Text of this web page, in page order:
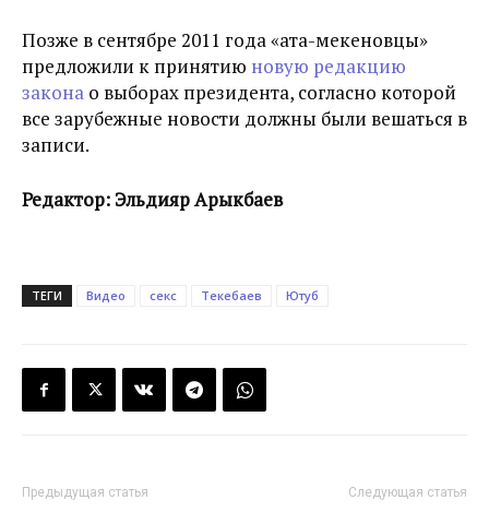
Позже в сентябре 2011 года «ата-мекеновцы»
предложили к принятию новую редакцию
закона о выборах президента, согласно которой
все зарубежные новости должны были вешаться в
записи.
Редактор: Эльдияр Арыкбаев
ТЕГИ Видео секс Текебаев Ютуб
Предыдущая статья Следующая статья